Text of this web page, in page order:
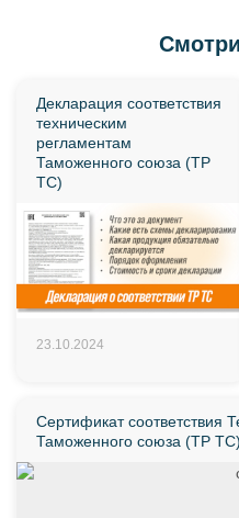
Декларация соответствия
техническим
регламентам
Таможенного союза (ТР
ТС)
23.10.2024
Сертификат соответствия
Таможенного союза (ТР ТС)